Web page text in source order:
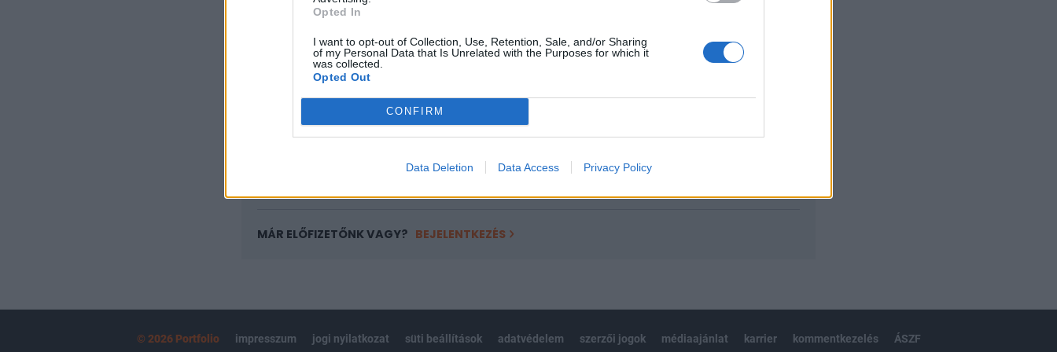
Opted In
I want to opt-out of Collection, Use, Retention, Sale, and/or Sharing
of my Personal Data that Is Unrelated with the Purposes for which it
was collected.
Opted Out
CONFIRM
Data Deletion Data Access Privacy Policy
regisztrációhoz kötött.
Az előfizetés a következőket tartalmazza:
Portfolio.hu teljes cikkarchívum
Kötéslisták: BÉT elmúlt 2 év napon belüli
kötéslistái
MÁR ELŐFIZETŐNK VAGY? BEJELENTKEZÉS
© 2026 Portfolio impresszum jogi nyilatkozat süti beállítások adatvédelem szerzői jogok médiaajánlat karrier kommentkezelés ÁSZF